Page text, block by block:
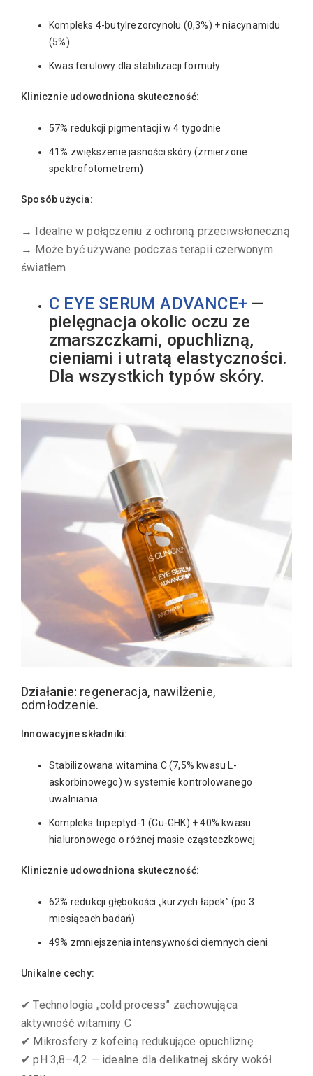
Kompleks 4-butylrezorcynolu (0,3%) + niacynamidu
(5%)
Kwas ferulowy dla stabilizacji formuły
Klinicznie udowodniona skuteczność:
57% redukcji pigmentacji w 4 tygodnie
41% zwiększenie jasności skóry (zmierzone
spektrofotometrem)
Sposób użycia:
→ Idealne w połączeniu z ochroną przeciwsłoneczną
→ Może być używane podczas terapii czerwonym
światłem
C EYE SERUM ADVANCE+ —
pielęgnacja okolic oczu ze
zmarszczkami, opuchlizną,
cieniami i utratą elastyczności.
Dla wszystkich typów skóry.
Działanie: regeneracja, nawilżenie,
odmłodzenie.
Innowacyjne składniki:
Stabilizowana witamina C (7,5% kwasu L-
askorbinowego) w systemie kontrolowanego
uwalniania
Kompleks tripeptyd-1 (Cu-GHK) + 40% kwasu
hialuronowego o różnej masie cząsteczkowej
Klinicznie udowodniona skuteczność:
62% redukcji głębokości „kurzych łapek” (po 3
miesiącach badań)
49% zmniejszenia intensywności ciemnych cieni
Unikalne cechy:
✔ Technologia „cold process” zachowująca
aktywność witaminy C
✔ Mikrosfery z kofeiną redukujące opuchliznę
✔ pH 3,8–4,2 — idealne dla delikatnej skóry wokół